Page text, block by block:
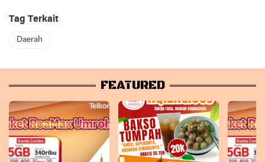
Tag Terkait
Daerah
FEATURED